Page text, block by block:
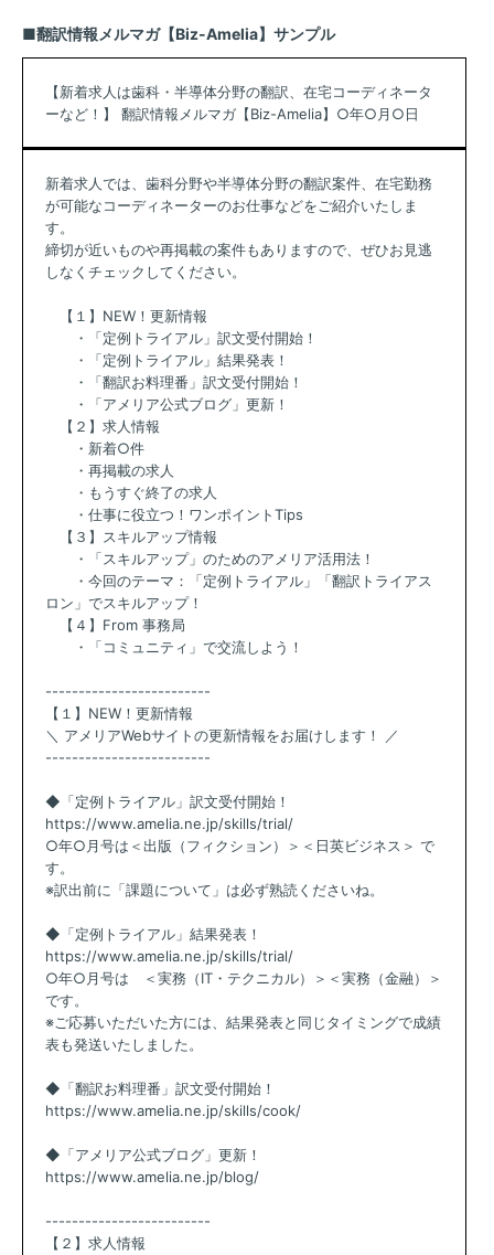
■翻訳情報メルマガ【Biz-Amelia】サンプル
【新着求人は歯科・半導体分野の翻訳、在宅コーディネータ
ーなど！】 翻訳情報メルマガ【Biz-Amelia】○年○月○日
新着求人では、歯科分野や半導体分野の翻訳案件、在宅勤務
が可能なコーディネーターのお仕事などをご紹介いたしま
す。
締切が近いものや再掲載の案件もありますので、ぜひお見逃
しなくチェックしてください。
【１】NEW！更新情報
・「定例トライアル」訳文受付開始！
・「定例トライアル」結果発表！
・「翻訳お料理番」訳文受付開始！
・「アメリア公式ブログ」更新！
【２】求人情報
・新着○件
・再掲載の求人
・もうすぐ終了の求人
・仕事に役立つ！ワンポイントTips
【３】スキルアップ情報
・「スキルアップ」のためのアメリア活用法！
・今回のテーマ：「定例トライアル」「翻訳トライアス
ロン」でスキルアップ！
【４】From 事務局
・「コミュニティ」で交流しよう！
-------------------------
【１】NEW！更新情報
＼ アメリアWebサイトの更新情報をお届けします！ ／
-------------------------
◆「定例トライアル」訳文受付開始！
https://www.amelia.ne.jp/skills/trial/
○年○月号は＜出版（フィクション）＞＜日英ビジネス＞ で
す。
※訳出前に「課題について」は必ず熟読くださいね。
◆「定例トライアル」結果発表！
https://www.amelia.ne.jp/skills/trial/
○年○月号は ＜実務（IT・テクニカル）＞＜実務（金融）＞
です。
※ご応募いただいた方には、結果発表と同じタイミングで成績
表も発送いたしました。
◆「翻訳お料理番」訳文受付開始！
https://www.amelia.ne.jp/skills/cook/
◆「アメリア公式ブログ」更新！
https://www.amelia.ne.jp/blog/
-------------------------
【２】求人情報